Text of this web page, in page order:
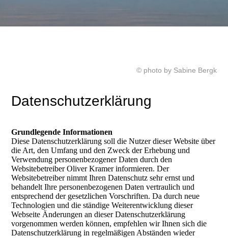
© photo by Sabine Bergk
Datenschutzerklärung
Grundlegende Informationen
Diese Datenschutzerklärung soll die Nutzer dieser Website über
die Art, den Umfang und den Zweck der Erhebung und
Verwendung personenbezogener Daten durch den
Websitebetreiber Oliver Kramer informieren. Der
Websitebetreiber nimmt Ihren Datenschutz sehr ernst und
behandelt Ihre personenbezogenen Daten vertraulich und
entsprechend der gesetzlichen Vorschriften. Da durch neue
Technologien und die ständige Weiterentwicklung dieser
Webseite Änderungen an dieser Datenschutzerklärung
vorgenommen werden können, empfehlen wir Ihnen sich die
Datenschutzerklärung in regelmäßigen Abständen wieder